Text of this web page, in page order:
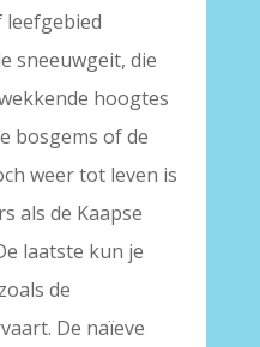
sneeuwgeit, die
hoogtes
bosgems of de
weer tot leven is
als de Kaapse
laatste kun je
de
De naïeve